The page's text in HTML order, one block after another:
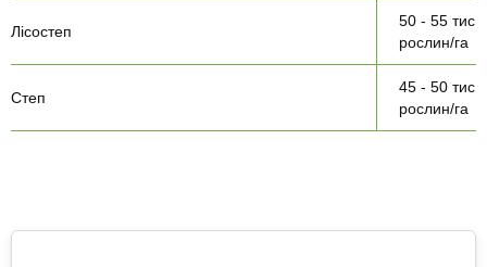
Лісостеп
50 - 55 тис.
рослин/га
Степ
45 - 50 тис.
рослин/га